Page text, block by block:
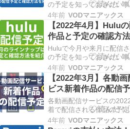
の予定を知っておきたい
よね。 予定が分かれば「
考えたり」「見たい作品
登録しよう」と考えるこ
す。 このような「2022年4
Copyright © 2022 VODマ
All Righ…
4年前 VODマニアックス
【2022年4月】Hulu
作品と予定の確認方法
Huluで今月や来月に配信
の予定を知っておきたい
よね。 予定が分かれば「
考えたり」「見たい作品が
登録しよう」と考えること
す。 このような「2022年
Copyright © 2022 VODマ
All Righ…
4年前 VODマニアックス
【2022年3月】各動
ビス新着作品の配信
覧！
各動画配信サービスの
着で配信される作品の予
ていきます。 紹介してい
見放題対象でレンタル作品
4年前 VODマニアックス